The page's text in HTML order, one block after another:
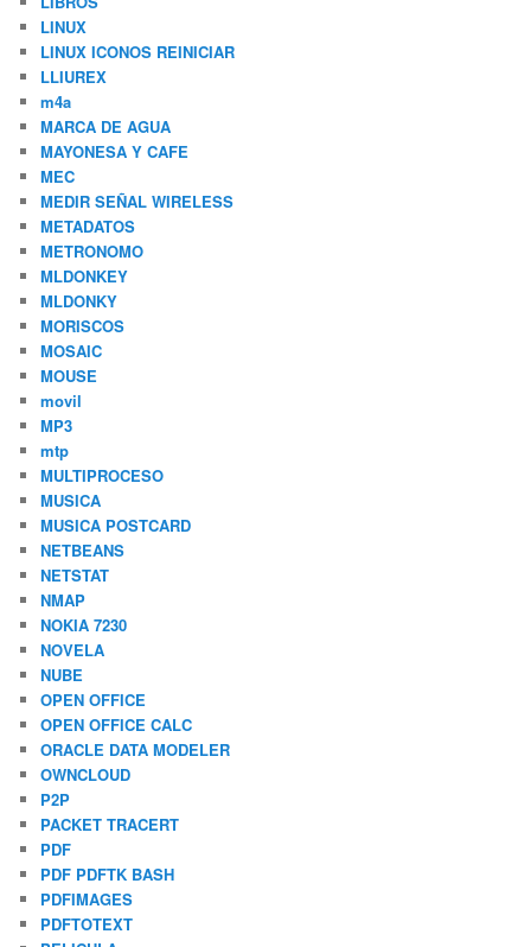
LINUX
LINUX ICONOS REINICIAR
LLIUREX
m4a
MARCA DE AGUA
MAYONESA Y CAFE
MEC
MEDIR SEÑAL WIRELESS
METADATOS
METRONOMO
MLDONKEY
MLDONKY
MORISCOS
MOSAIC
MOUSE
movil
MP3
mtp
MULTIPROCESO
MUSICA
MUSICA POSTCARD
NETBEANS
NETSTAT
NMAP
NOKIA 7230
NOVELA
NUBE
OPEN OFFICE
OPEN OFFICE CALC
ORACLE DATA MODELER
OWNCLOUD
P2P
PACKET TRACERT
PDF
PDF PDFTK BASH
PDFIMAGES
PDFTOTEXT